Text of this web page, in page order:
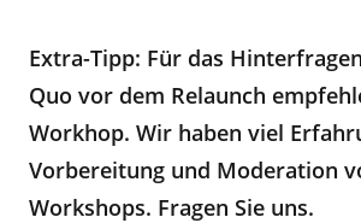
Extra-Tipp: Für das
Quo vor dem Relaunch
Workhop. Wir haben viel
Vorbereitung und Moderation
Workshops. Fragen Sie uns.